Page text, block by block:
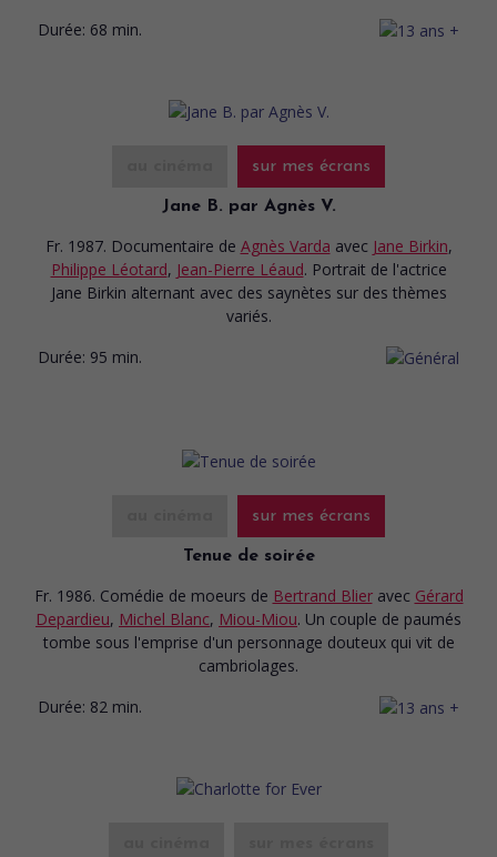
Durée: 68 min.
sur mes écrans
Jane B. par Agnès V.
Fr. 1987. Documentaire de Agnès Varda avec Jane Birkin,
Philippe Léotard, Jean-Pierre Léaud. Portrait de l'actrice
Jane Birkin alternant avec des saynètes sur des thèmes
variés.
Durée: 95 min.
sur mes écrans
Tenue de soirée
Fr. 1986. Comédie de moeurs de Bertrand Blier avec Gérard
Depardieu, Michel Blanc, Miou-Miou. Un couple de paumés
tombe sous l'emprise d'un personnage douteux qui vit de
cambriolages.
Durée: 82 min.